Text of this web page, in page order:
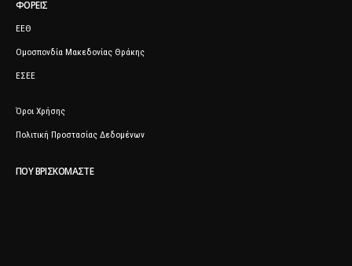
ΦΟΡΕΊΣ
ΕΕΘ
Ομοσπονδία Μακεδονίας Θράκης
ΕΣΕΕ
Όροι Χρήσης
Πολιτική Προστασίας Δεδομένων
ΠΟΥ ΒΡΙΣΚΌΜΑΣΤΕ